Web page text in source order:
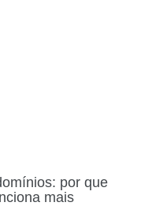
por que
mais